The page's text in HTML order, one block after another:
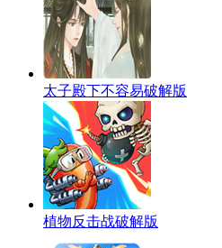
太子殿下不容易破解版
植物反击战破解版